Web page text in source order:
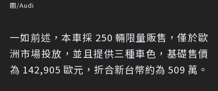
圖/Audi
一如前述，本車採 250 輛限量販售，僅於歐
洲市場投放，並且提供三種車色，基礎售價
為 142,905 歐元，折合新台幣約為 509 萬。